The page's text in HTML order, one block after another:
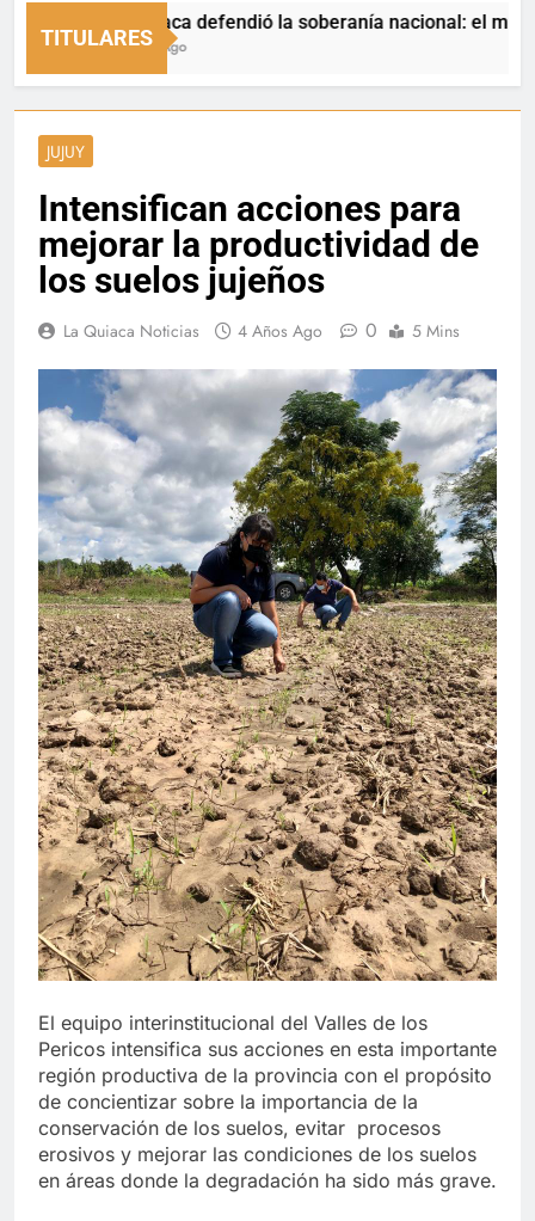
TITULARES
La Quiaca defendió la soberanía nacional: el municipio
5 Horas Ago
JUJUY
Intensifican acciones para
mejorar la productividad de
los suelos jujeños
La Quiaca Noticias 4 Años Ago 0 5 Mins
El equipo interinstitucional del Valles de los
Pericos intensifica sus acciones en esta importante
región productiva de la provincia con el propósito
de concientizar sobre la importancia de la
conservación de los suelos, evitar procesos
erosivos y mejorar las condiciones de los suelos
en áreas donde la degradación ha sido más grave.